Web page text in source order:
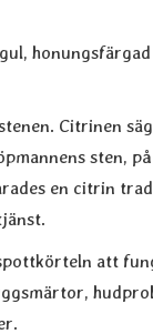
Citrinen
sten,
en citrin
att